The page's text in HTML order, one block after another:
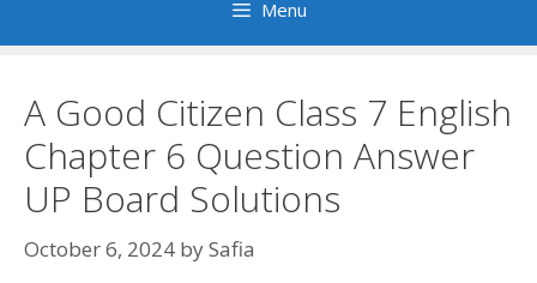
Menu
A Good Citizen Class 7 English
Chapter 6 Question Answer
UP Board Solutions
October 6, 2024 bySafia